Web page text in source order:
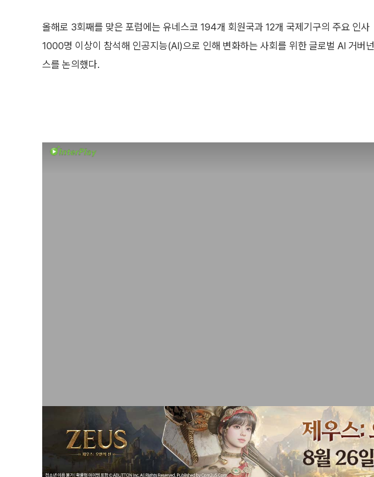
올해로 3회째를 맞은 포럼에는 유네스코 194개 회원국과 12개 국제기구의 주요 인사
1000명 이상이 참석해 인공지능(AI)으로 인해 변화하는 사회를 위한 글로벌 AI 거버넌
스를 논의했다.